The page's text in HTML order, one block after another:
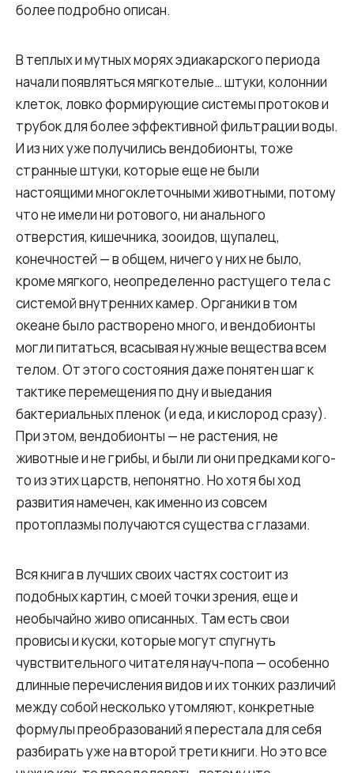
более подробно описан.
В теплых и мутных морях эдиакарского периода
начали появляться мягкотелые… штуки, колоннии
клеток, ловко формирующие системы протоков и
трубок для более эффективной фильтрации воды.
И из них уже получились вендобионты, тоже
странные штуки, которые еще не были
настоящими многоклеточными животными, потому
что не имели ни ротового, ни анального
отверстия, кишечника, зооидов, щупалец,
конечностей — в общем, ничего у них не было,
кроме мягкого, неопределенно растущего тела с
системой внутренних камер. Органики в том
океане было растворено много, и вендобионты
могли питаться, всасывая нужные вещества всем
телом. От этого состояния даже понятен шаг к
тактике перемещения по дну и выедания
бактериальных пленок (и еда, и кислород сразу).
При этом, вендобионты — не растения, не
животные и не грибы, и были ли они предками кого-
то из этих царств, непонятно. Но хотя бы ход
развития намечен, как именно из совсем
протоплазмы получаются существа с глазами.
Вся книга в лучших своих частях состоит из
подобных картин, с моей точки зрения, еще и
необычайно живо описанных. Там есть свои
провисы и куски, которые могут спугнуть
чувствительного читателя науч-попа — особенно
длинные перечисления видов и их тонких различий
между собой несколько утомляют, конкретные
формулы преобразований я перестала для себя
разбирать уже на второй трети книги. Но это все